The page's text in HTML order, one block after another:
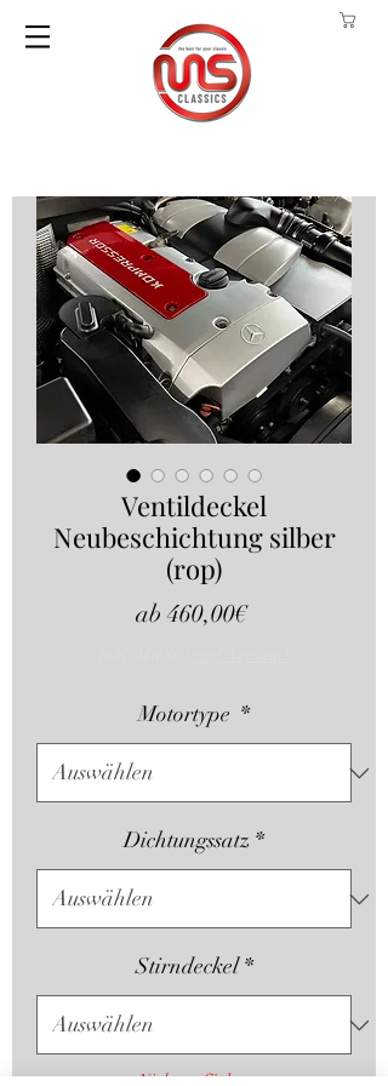
Ventildeckel
Neubeschichtung silber
(rop)
ab460,00€Sale-
Motortype *
Dichtungssatz *
Stirndeckel *
Nicht verfügbar